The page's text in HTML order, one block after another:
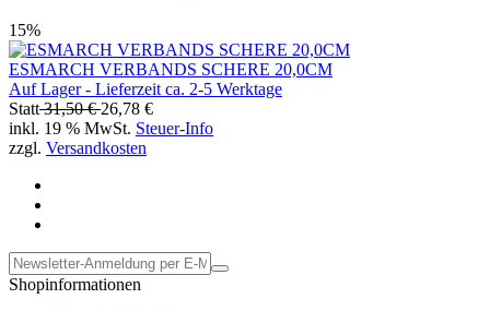
15%
ESMARCH VERBANDS SCHERE 20,0CM
Auf Lager - Lieferzeit ca. 2-5 Werktage
Statt31,50 €26,78 €
inkl. 19 % MwSt. Steuer-Info
zzgl. Versandkosten
Shopinformationen